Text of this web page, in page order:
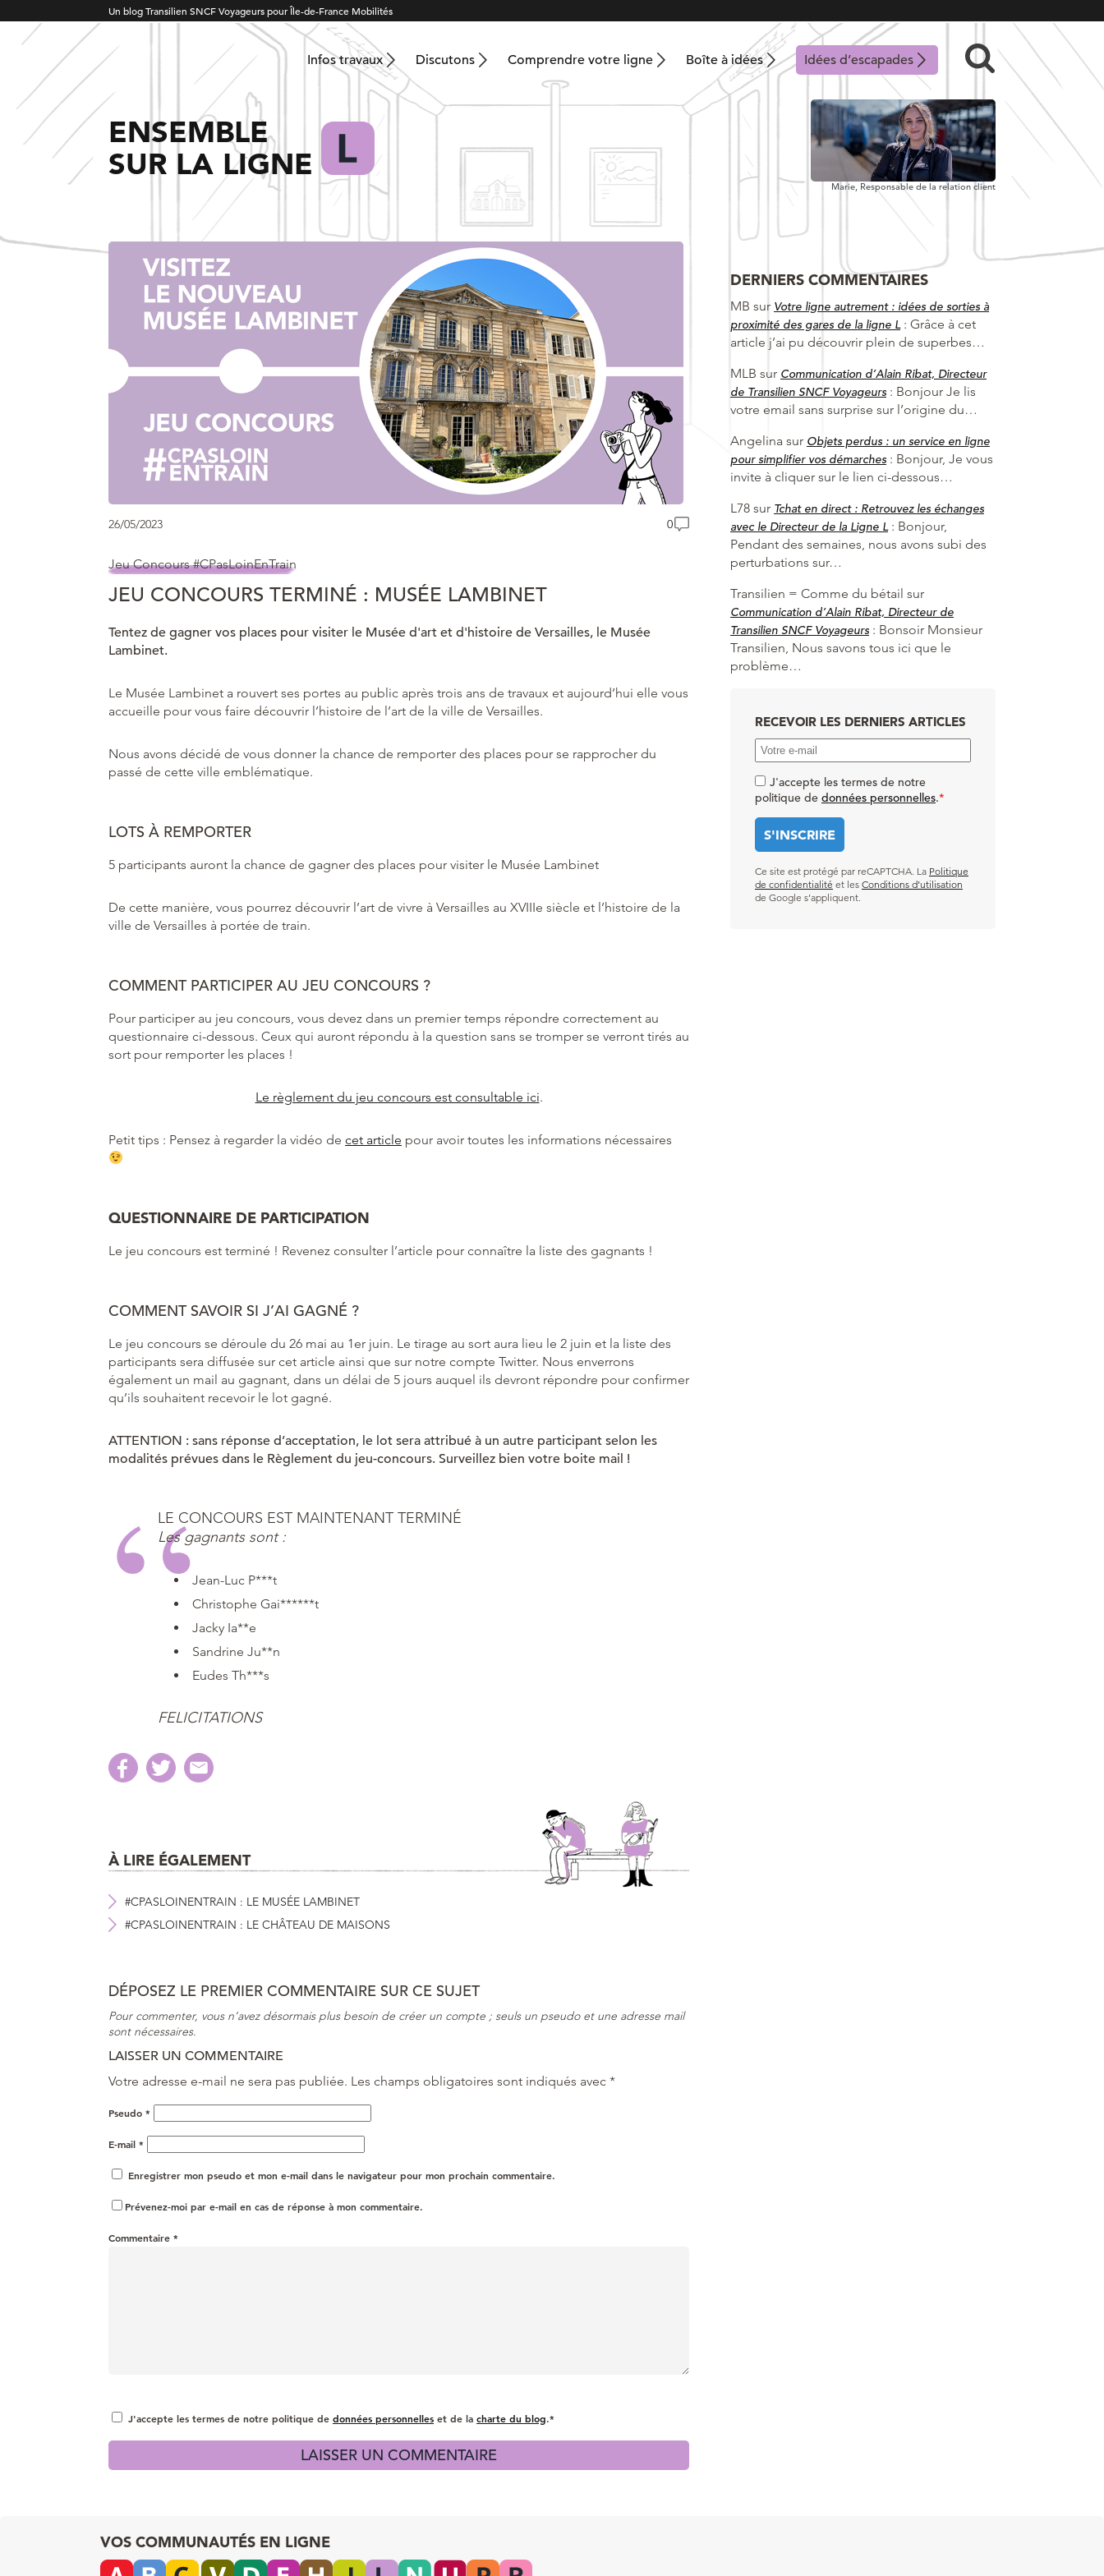
Un blog Transilien SNCF Voyageurs pour Île-de-France Mobilités
Infos travaux Discutons Comprendre votre ligne Boîte à idées Idées d’escapades
ENSEMBLE
SUR LA LIGNE
Marie, Responsable de la relation client
26/05/2023 0
Jeu Concours #CPasLoinEnTrain
JEU CONCOURS TERMINÉ : MUSÉE LAMBINET
Tentez de gagner vos places pour visiter le Musée d'art et d'histoire de Versailles, le Musée
Lambinet.
Le Musée Lambinet a rouvert ses portes au public après trois ans de travaux et aujourd’hui elle vous
accueille pour vous faire découvrir l’histoire de l’art de la ville de Versailles.
Nous avons décidé de vous donner la chance de remporter des places pour se rapprocher du
passé de cette ville emblématique.
LOTS À REMPORTER
5 participants auront la chance de gagner des places pour visiter le Musée Lambinet
De cette manière, vous pourrez découvrir l’art de vivre à Versailles au XVIIIe siècle et l’histoire de la
ville de Versailles à portée de train.
COMMENT PARTICIPER AU JEU CONCOURS ?
Pour participer au jeu concours, vous devez dans un premier temps répondre correctement au
questionnaire ci-dessous. Ceux qui auront répondu à la question sans se tromper se verront tirés au
sort pour remporter les places !
Le règlement du jeu concours est consultable ici.
Petit tips : Pensez à regarder la vidéo de cet article pour avoir toutes les informations nécessaires
QUESTIONNAIRE DE PARTICIPATION
Le jeu concours est terminé ! Revenez consulter l’article pour connaître la liste des gagnants !
COMMENT SAVOIR SI J’AI GAGNÉ ?
Le jeu concours se déroule du 26 mai au 1er juin. Le tirage au sort aura lieu le 2 juin et la liste des
participants sera diffusée sur cet article ainsi que sur notre compte Twitter. Nous enverrons
également un mail au gagnant, dans un délai de 5 jours auquel ils devront répondre pour confirmer
qu’ils souhaitent recevoir le lot gagné.
ATTENTION : sans réponse d’acceptation, le lot sera attribué à un autre participant selon les
modalités prévues dans le Règlement du jeu-concours. Surveillez bien votre boite mail !
LE CONCOURS EST MAINTENANT TERMINÉ
Les gagnants sont :
Jean-Luc P***t
Christophe Gai******t
Jacky Ia**e
Sandrine Ju**n
Eudes Th***s
FELICITATIONS
À LIRE ÉGALEMENT
#CPASLOINENTRAIN : LE MUSÉE LAMBINET
#CPASLOINENTRAIN : LE CHÂTEAU DE MAISONS
DÉPOSEZ LE PREMIER COMMENTAIRE SUR CE SUJET
Pour commenter, vous n’avez désormais plus besoin de créer un compte ; seuls un pseudo et une adresse mail
sont nécessaires.
LAISSER UN COMMENTAIRE
Votre adresse e-mail ne sera pas publiée. Les champs obligatoires sont indiqués avec *
Pseudo *
E-mail *
Enregistrer mon pseudo et mon e-mail dans le navigateur pour mon prochain commentaire.
Prévenez-moi par e-mail en cas de réponse à mon commentaire.
Commentaire *
J'accepte les termes de notre politique de données personnelles et de la charte du blog.*
DERNIERS COMMENTAIRES
MB sur Votre ligne autrement : idées de sorties à
proximité des gares de la ligne L: Grâce à cet
article j’ai pu découvrir plein de superbes…
MLB sur Communication d’Alain Ribat, Directeur
de Transilien SNCF Voyageurs : Bonjour Je lis
votre email sans surprise sur l’origine du…
Angelina sur Objets perdus : un service en ligne
pour simplifier vos démarches : Bonjour, Je vous
invite à cliquer sur le lien ci-dessous…
L78 sur Tchat en direct : Retrouvez les échanges
avec le Directeur de la Ligne L: Bonjour,
Pendant des semaines, nous avons subi des
perturbations sur…
Transilien = Comme du bétail sur
Communication d’Alain Ribat, Directeur de
Transilien SNCF Voyageurs : Bonsoir Monsieur
Transilien, Nous savons tous ici que le
problème…
RECEVOIR LES DERNIERS ARTICLES
J'accepte les termes de notre
politique de données personnelles.*
Ce site est protégé par reCAPTCHA. La Politique
de confidentialité et les Conditions d’utilisation
de Google s’appliquent.
VOS COMMUNAUTÉS EN LIGNE